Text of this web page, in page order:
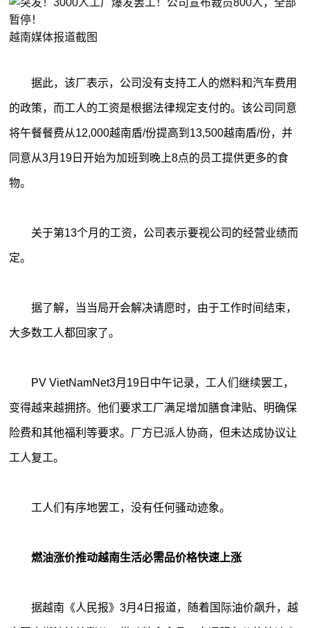
越南媒体报道截图
据此，该厂表示，公司没有支持工人的燃料和汽车费用
的政策，而工人的工资是根据法律规定支付的。该公司同意
将午餐餐费从12,000越南盾/份提高到13,500越南盾/份，并
同意从3月19日开始为加班到晚上8点的员工提供更多的食
物。
关于第13个月的工资，公司表示要视公司的经营业绩而
定。
据了解，当当局开会解决请愿时，由于工作时间结束，
大多数工人都回家了。
PV VietNamNet3月19日中午记录，工人们继续罢工，
变得越来越拥挤。他们要求工厂满足增加膳食津贴、明确保
险费和其他福利等要求。厂方已派人协商，但未达成协议让
工人复工。
工人们有序地罢工，没有任何骚动迹象。
燃油涨价推动越南生活必需品价格快速上涨
据越南《人民报》3月4日报道，随着国际油价飙升，越